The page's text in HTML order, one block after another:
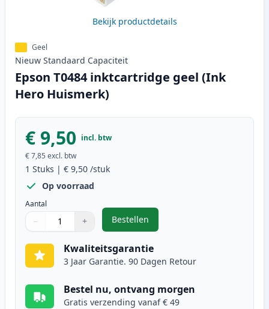
Bekijk productdetails
Geel
Nieuw Standaard Capaciteit
Epson T0484 inktcartridge geel (Ink
Hero Huismerk)
€ 9,50 incl. btw
€ 7,85 excl. btw
1 Stuks | € 9,50 /stuk
Op voorraad
Aantal
Gebruik de knoppen om aan te passen
− +
1
Bestellen
,Epson T0484 inktcartridge geel
Kwaliteitsgarantie
3 Jaar Garantie. 90 Dagen Retour
Bestel nu, ontvang morgen
Gratis verzending vanaf € 49